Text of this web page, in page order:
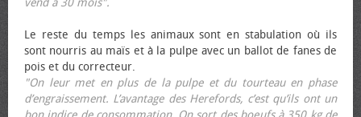
vend à 30 mois".
Le reste du temps les animaux sont en stabulation où ils
sont nourris au maïs et à la pulpe avec un ballot de fanes de
pois et du correcteur.
"On leur met en plus de la pulpe et du tourteau en phase
d’engraissement. L’avantage des Herefords, c’est qu’ils ont un